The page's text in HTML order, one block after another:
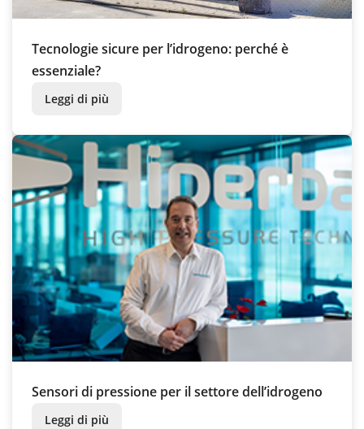
Tecnologie sicure per l’idrogeno: perché è
essenziale?
Leggi di più
Sensori di pressione per il settore dell’idrogeno
Leggi di più